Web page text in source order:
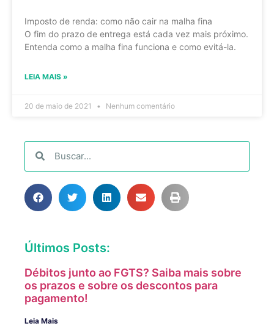
Imposto de renda: como não cair na malha fina
O fim do prazo de entrega está cada vez mais próximo.
Entenda como a malha fina funciona e como evitá-la.
LEIA MAIS »
20 de maio de 2021 Nenhum comentário
Últimos Posts:
Débitos junto ao FGTS? Saiba mais sobre
os prazos e sobre os descontos para
pagamento!
Leia Mais